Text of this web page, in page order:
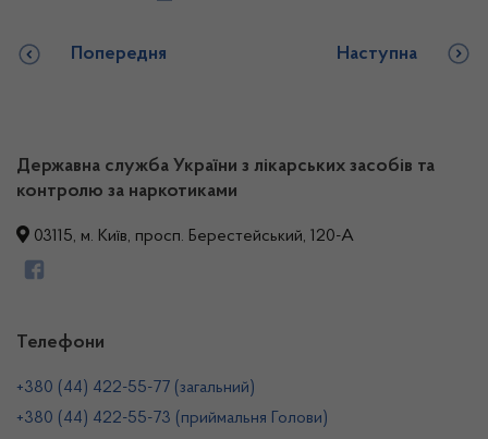
Попередня Наступна
Державна служба України з лікарських засобів та
контролю за наркотиками
03115, м. Київ, просп. Берестейський, 120-А
Телефони
+380 (44) 422-55-77 (загальний)
+380 (44) 422-55-73 (приймальня Голови)